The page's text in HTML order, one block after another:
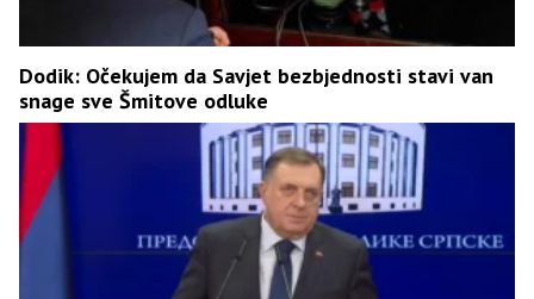
Dodik: Očekujem da Savjet bezbjednosti stavi van
snage sve Šmitove odluke